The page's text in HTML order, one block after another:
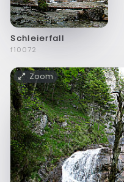
Schleierfall
f10072
Zoom